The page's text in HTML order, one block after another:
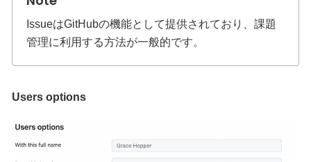
IssueはGitHubの機能として提供されており、課題
管理に利用する方法が一般的です。
Users options